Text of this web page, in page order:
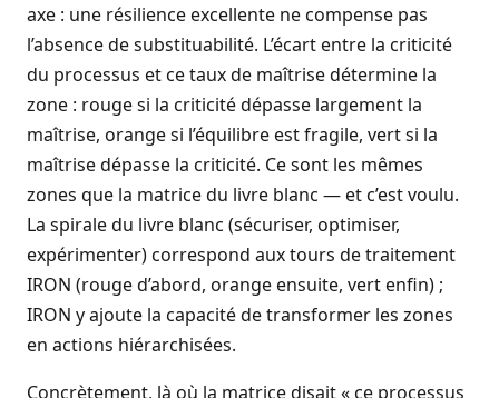
axe : une résilience excellente ne compense pas
l’absence de substituabilité. L’écart entre la criticité
du processus et ce taux de maîtrise détermine la
zone : rouge si la criticité dépasse largement la
maîtrise, orange si l’équilibre est fragile, vert si la
maîtrise dépasse la criticité. Ce sont les mêmes
zones que la matrice du livre blanc — et c’est voulu.
La spirale du livre blanc (sécuriser, optimiser,
expérimenter) correspond aux tours de traitement
IRON (rouge d’abord, orange ensuite, vert enfin) ;
IRON y ajoute la capacité de transformer les zones
en actions hiérarchisées.
Concrètement, là où la matrice disait « ce processus